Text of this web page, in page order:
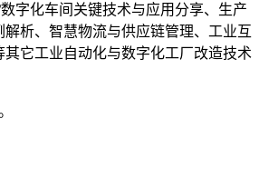
字化车间关键技术与应用分享、生产
析、智慧物流与供应链管理、工业互
它工业自动化与数字化工厂改造技术